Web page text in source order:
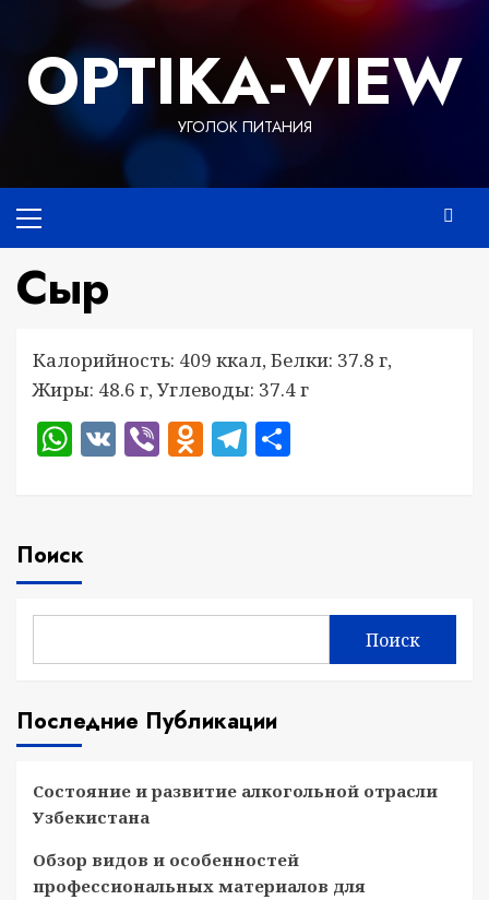
содержимому
OPTIKA-VIEW
УГОЛОК ПИТАНИЯ
меню
Сыр
Калорийность: 409 ккал, Белки: 37.8 г,
Жиры: 48.6 г, Углеводы: 37.4 г
WhatsApp
VKViberOdnoklassniki
Telegram
Поиск
Поиск
Последние Публикации
Состояние и развитие алкогольной отрасли
Узбекистана
Обзор видов и особенностей
профессиональных материалов для